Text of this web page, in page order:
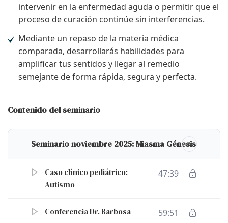
intervenir en la enfermedad aguda o permitir que el
proceso de curación continúe sin interferencias.
Mediante un repaso de la materia médica
comparada, desarrollarás habilidades para
amplificar tus sentidos y llegar al remedio
semejante de forma rápida, segura y perfecta.
Contenido del seminario
Seminario noviembre 2025: Miasma Génesis
Caso clínico pediátrico:
Autismo
47:39
Conferencia Dr. Barbosa 59:51